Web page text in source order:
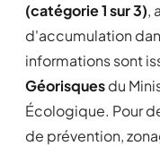
(catégorie 1 sur 3),
d'accumulation
informations sont
Géorisquesdu
Écologique. Pour
de prévention,